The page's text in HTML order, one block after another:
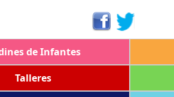
de Infantes
Talleres